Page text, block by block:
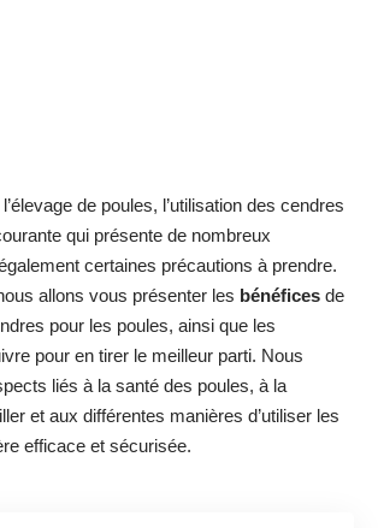
de poules, l’utilisation des cendres
qui présente de nombreux
certaines précautions à prendre.
allons vous présenter les bénéfices de
pour les poules, ainsi que les
pour en tirer le meilleur parti. Nous
liés à la santé des poules, à la
et aux différentes manières d’utiliser les
efficace et sécurisée.